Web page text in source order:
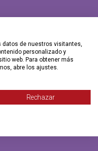
datos de nuestros visitantes,
personalizado y
web. Para obtener más
abre los ajustes.
Rechazar